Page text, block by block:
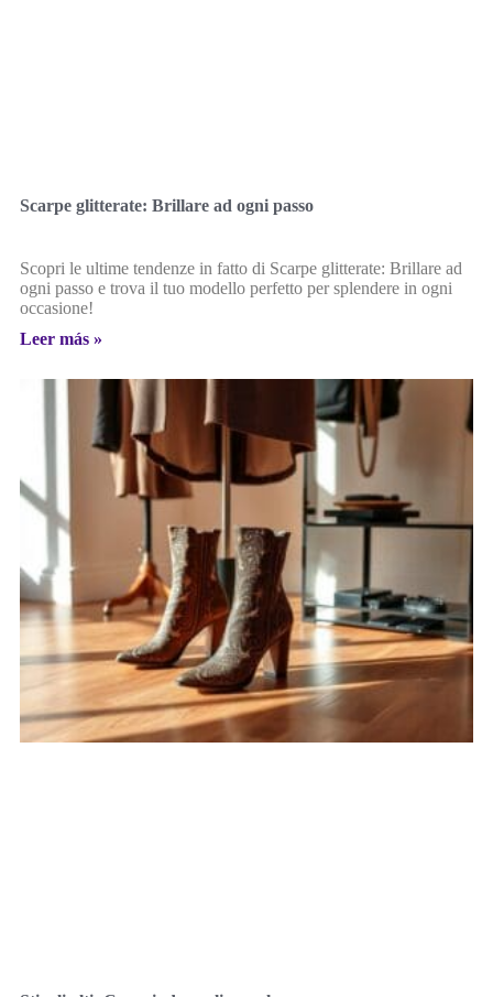
Scarpe glitterate: Brillare ad ogni passo
Scopri le ultime tendenze in fatto di Scarpe glitterate: Brillare ad
ogni passo e trova il tuo modello perfetto per splendere in ogni
occasione!
Leer más »